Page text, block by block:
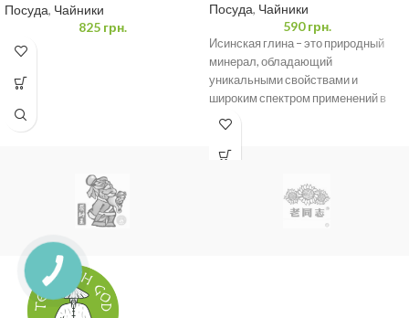
Посуда, Чайники
825грн.
Посуда, Чайники
590грн.
Исинская глина – это природный
минерал, обладающий
уникальными свойствами и
широким спектром применений в
керамике, строительстве и